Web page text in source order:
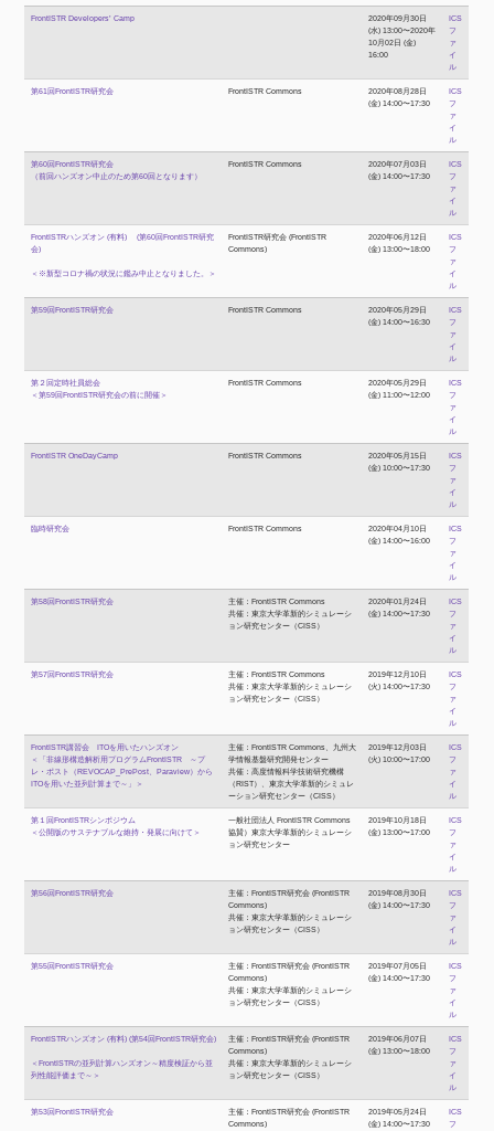
FrontISTR Developers’ Camp
2020年09月30日
(水) 13:00〜2020年
10月02日 (金)
16:00
ICS
フ
ァ
イ
ル
第61回FrontISTR研究会 FrontISTR Commons
2020年08月28日
(金) 14:00〜17:30
ICS
フ
ァ
イ
ル
第60回FrontISTR研究会
（前回ハンズオン中止のため第60回となります）
FrontISTR Commons
2020年07月03日
(金) 14:00〜17:30
ICS
フ
ァ
イ
ル
FrontISTRハンズオン (有料) (第60回FrontISTR研究
会)
＜※新型コロナ禍の状況に鑑み中止となりました。＞
FrontISTR研究会 (FrontISTR
Commons)
2020年06月12日
(金) 13:00〜18:00
ICS
フ
ァ
イ
ル
第59回FrontISTR研究会 FrontISTR Commons
2020年05月29日
(金) 14:00〜16:30
ICS
フ
ァ
イ
ル
第２回定時社員総会
＜第59回FrontISTR研究会の前に開催＞
FrontISTR Commons
2020年05月29日
(金) 11:00〜12:00
ICS
フ
ァ
イ
ル
FrontISTR OneDayCamp FrontISTR Commons
2020年05月15日
(金) 10:00〜17:30
ICS
フ
ァ
イ
ル
臨時研究会 FrontISTR Commons
2020年04月10日
(金) 14:00〜16:00
ICS
フ
ァ
イ
ル
第58回FrontISTR研究会
主催：FrontISTR Commons
共催：東京大学革新的シミュレーシ
ョン研究センター（CISS）
2020年01月24日
(金) 14:00〜17:30
ICS
フ
ァ
イ
ル
第57回FrontISTR研究会
主催：FrontISTR Commons
共催：東京大学革新的シミュレーシ
ョン研究センター（CISS）
2019年12月10日
(火) 14:00〜17:30
ICS
フ
ァ
イ
ル
FrontISTR講習会 ITOを用いたハンズオン
＜「非線形構造解析用プログラムFrontISTR ～プ
レ・ポスト（REVOCAP_PrePost、Paraview）から
ITOを用いた並列計算まで～」＞
主催：FrontISTR Commons、九州大
学情報基盤研究開発センター
共催：高度情報科学技術研究機構
（RIST）、東京大学革新的シミュレ
ーション研究センター（CISS）
2019年12月03日
(火) 10:00〜17:00
ICS
フ
ァ
イ
ル
第１回FrontISTRシンポジウム
＜公開版のサステナブルな維持・発展に向けて＞
一般社団法人 FrontISTR Commons
協賛）東京大学革新的シミュレーシ
ョン研究センター
2019年10月18日
(金) 13:00〜17:00
ICS
フ
ァ
イ
ル
第56回FrontISTR研究会
主催：FrontISTR研究会 (FrontISTR
Commons)
共催：東京大学革新的シミュレーシ
ョン研究センター（CISS）
2019年08月30日
(金) 14:00〜17:30
ICS
フ
ァ
イ
ル
第55回FrontISTR研究会
主催：FrontISTR研究会 (FrontISTR
Commons)
共催：東京大学革新的シミュレーシ
ョン研究センター（CISS）
2019年07月05日
(金) 14:00〜17:30
ICS
フ
ァ
イ
ル
FrontISTRハンズオン (有料) (第54回FrontISTR研究会)
＜FrontISTRの並列計算ハンズオン～精度検証から並
列性能評価まで～＞
主催：FrontISTR研究会 (FrontISTR
Commons)
共催：東京大学革新的シミュレーシ
ョン研究センター（CISS）
2019年06月07日
(金) 13:00〜18:00
ICS
フ
ァ
イ
ル
第53回FrontISTR研究会
主催：FrontISTR研究会 (FrontISTR
Commons)
2019年05月24日
(金) 14:00〜17:30
ICS
フ